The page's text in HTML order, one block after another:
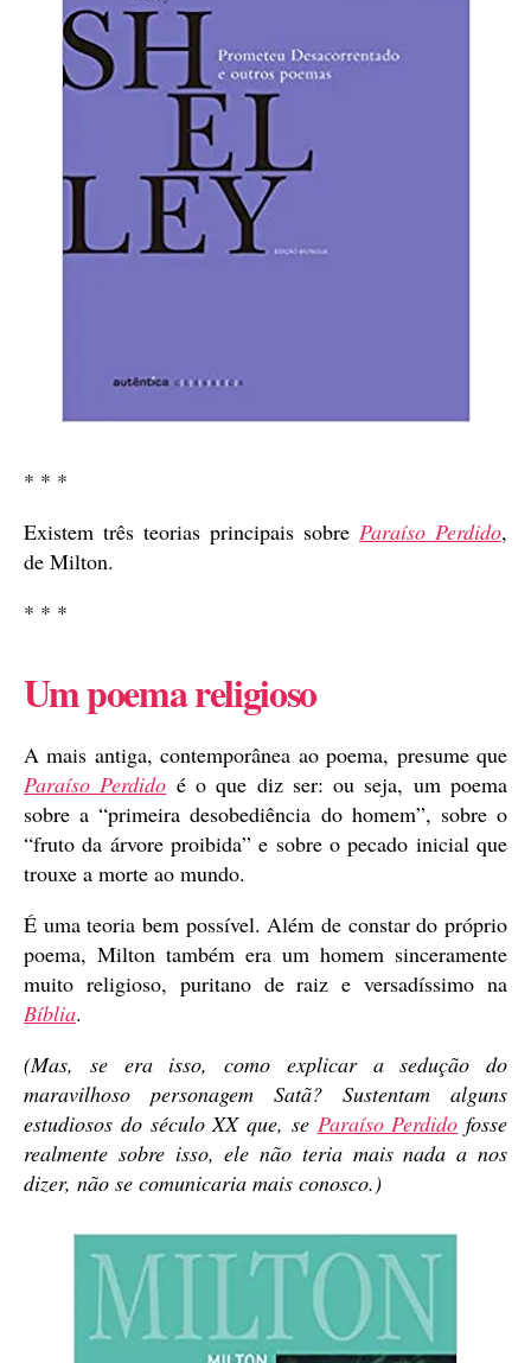
* * *
Existem três teorias principais sobre Paraíso Perdido,
de Milton.
* * *
Um poema religioso
A mais antiga, contemporânea ao poema, presume que
Paraíso Perdido é o que diz ser: ou seja, um poema
sobre a “primeira desobediência do homem”, sobre o
“fruto da árvore proibida” e sobre o pecado inicial que
trouxe a morte ao mundo.
É uma teoria bem possível. Além de constar do próprio
poema, Milton também era um homem sinceramente
muito religioso, puritano de raiz e versadíssimo na
Bíblia.
(Mas, se era isso, como explicar a sedução do
maravilhoso personagem Satã? Sustentam alguns
estudiosos do século XX que, se Paraíso Perdido fosse
realmente sobre isso, ele não teria mais nada a nos
dizer, não se comunicaria mais conosco.)